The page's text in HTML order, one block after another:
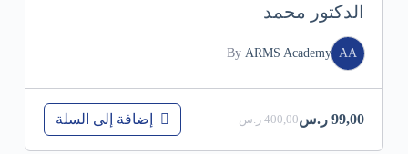
الدكتور محمد
AA
By ARMS Academy
400,00 ر.س 99,00 ر.س إضافة إلى السلة